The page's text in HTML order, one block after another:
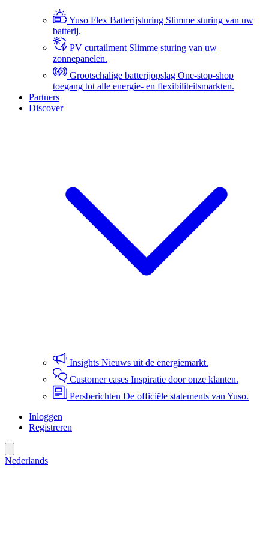
Yuso Flex Batterijsturing Slimme sturing van uw
batterij.
PV curtailment Slimme sturing van uw
zonnepanelen.
Grootschalige batterijopslag One-stop-shop
toegang tot alle energie- en flexibiliteitsmarkten.
Partners
Discover
Insights Nieuws uit de energiemarkt.
Customer cases Inspiratie door onze klanten.
Persberichten De officiële statements van Yuso.
Inloggen
Registreren
Nederlands